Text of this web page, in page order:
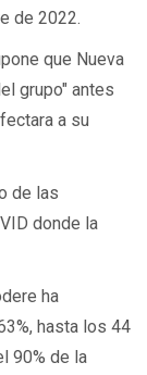
de 2022.
que Nueva
grupo" antes
a su
de las
donde la
ha
hasta los 44
90% de la